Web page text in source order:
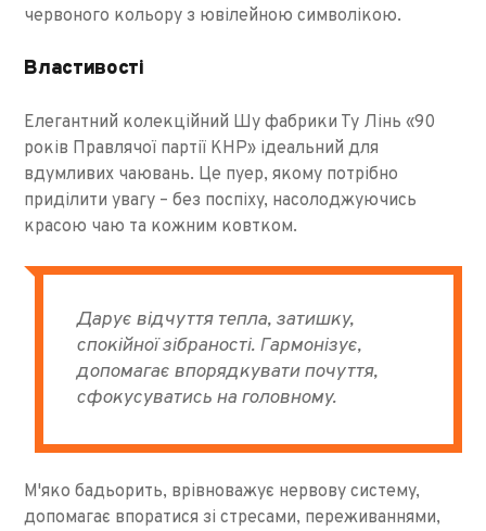
червоного кольору з ювілейною символікою.
Властивості
Елегантний колекційний Шу фабрики Ту Лінь «90
років Правлячої партії КНР» ідеальний для
вдумливих чаювань. Це пуер, якому потрібно
приділити увагу – без поспіху, насолоджуючись
красою чаю та кожним ковтком.
Дарує відчуття тепла, затишку,
спокійної зібраності. Гармонізує,
допомагає впорядкувати почуття,
сфокусуватись на головному.
М'яко бадьорить, врівноважує нервову систему,
допомагає впоратися зі стресами, переживаннями,